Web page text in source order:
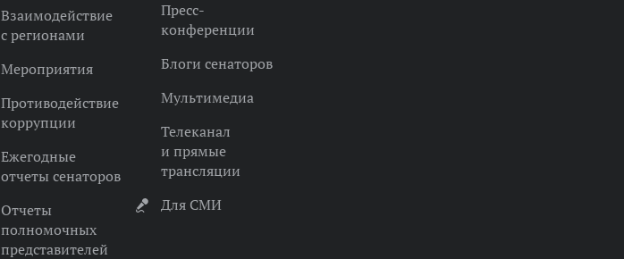
Взаимодействие
с регионами
Мероприятия
Противодействие
коррупции
Ежегодные
отчеты сенаторов
Отчеты
полномочных
представителей
Пресс-
конференции
Блоги сенаторов
Мультимедиа
Телеканал
и прямые
трансляции
Для СМИ